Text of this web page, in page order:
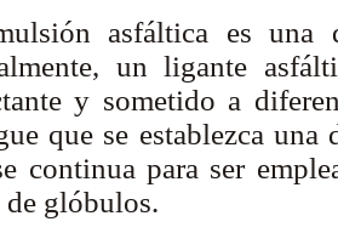
asfáltica es una
un ligante
y sometido a
que se establezca
continua para ser
de glóbulos.